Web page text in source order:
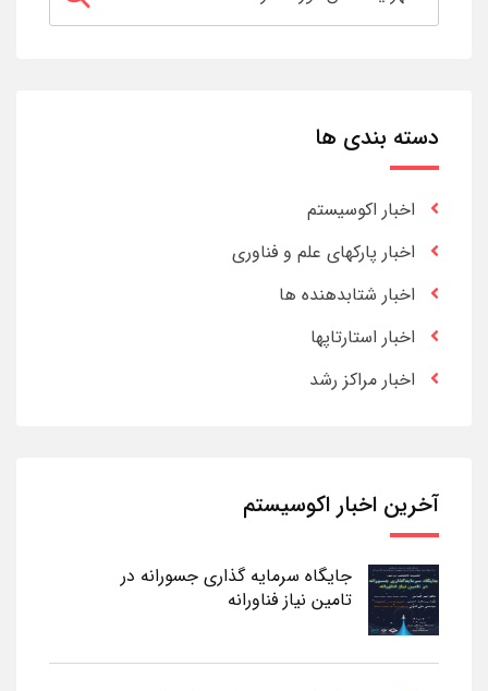
دسته بندی ها
اخبار اکوسیستم
اخبار پارکهای علم و فناوری
اخبار شتابدهنده ها
اخبار استارتاپها
اخبار مراکز رشد
آخرین اخبار اکوسیستم
جایگاه سرمایه گذاری جسورانه در
تامین نیاز فناورانه